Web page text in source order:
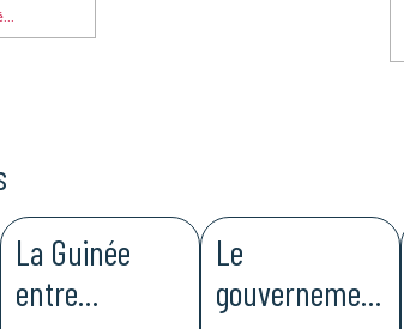
La Guinée
entre
Le
gouvernemen